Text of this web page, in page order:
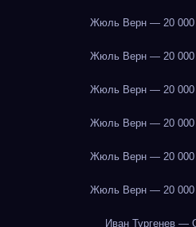
Жюль Верн — 20 000
Жюль Верн — 20 000
Жюль Верн — 20 000
Жюль Верн — 20 000
Жюль Верн — 20 000
Жюль Верн — 20 000
Иван Тургенев —